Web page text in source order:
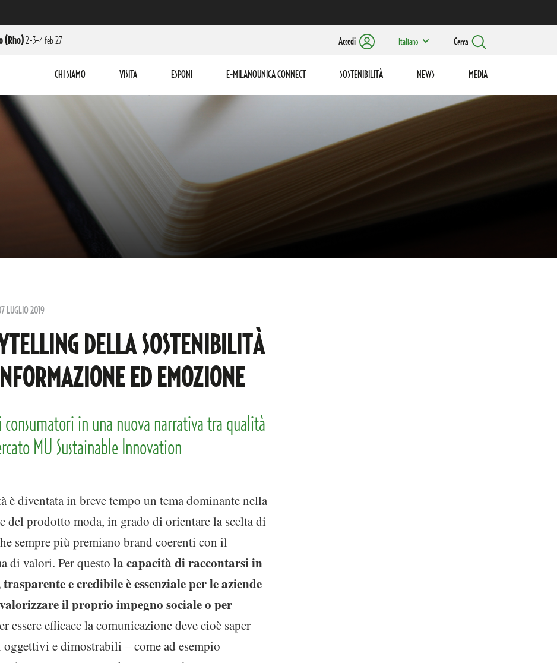
(Rho) 2-3-4 feb 27 Accedi Italiano Cerca
CHI SIAMO VISITA ESPONI E-MILANOUNICA CONNECT SOSTENIBILITÀ NEWS MEDIA
LUGLIO 2019
DELLA SOSTENIBILITÀ
ED EMOZIONE
consumatori in una nuova narrativa tra qualità
MU Sustainable Innovation
è diventata in breve tempo un tema dominante nella
del prodotto moda, in grado di orientare la scelta di
sempre più premiano brand coerenti con il
di valori. Per questo la capacità di raccontarsi in
e credibile è essenziale per le aziende
il proprio impegno sociale o per
essere efficace la comunicazione deve cioè saper
e dimostrabili – come ad esempio